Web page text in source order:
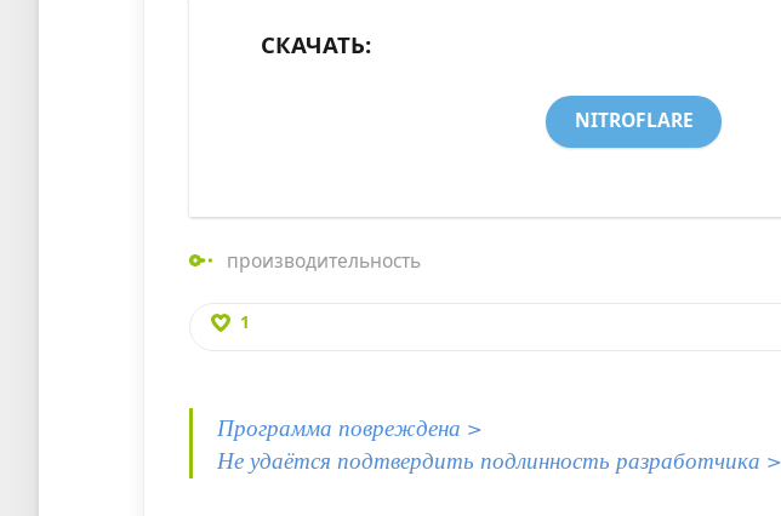
СКАЧАТЬ:
NITROFLARE
производительность
1
Программа повреждена >
Не удаётся подтвердить подлинность разработчика >